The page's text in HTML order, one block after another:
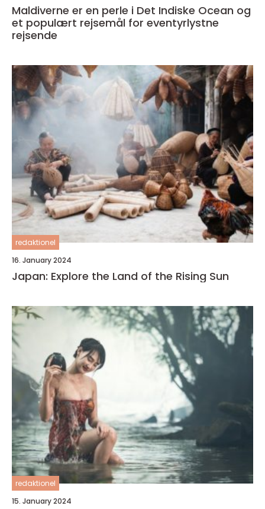
Maldiverne er en perle i Det Indiske Ocean og
et populært rejsemål for eventyrlystne
rejsende
redaktionel
16. January 2024
Japan: Explore the Land of the Rising Sun
redaktionel
15. January 2024